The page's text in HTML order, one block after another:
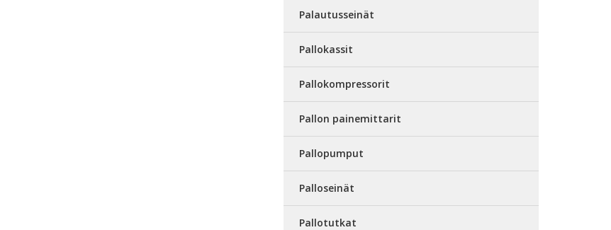
Palautusseinät
Pallokassit
Pallokompressorit
Pallon painemittarit
Pallopumput
Palloseinät
Pallotutkat